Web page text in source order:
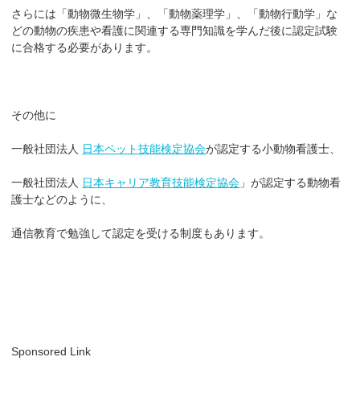
さらには「動物微生物学」、「動物薬理学」、「動物行動学」な
どの動物の疾患や看護に関連する専門知識を学んだ後に認定試験
に合格する必要があります。
その他に
一般社団法人 日本ペット技能検定協会が認定する小動物看護士、
一般社団法人 日本キャリア教育技能検定協会 」が認定する動物看
護士などのように、
通信教育で勉強して認定を受ける制度もあります。
Sponsored Link